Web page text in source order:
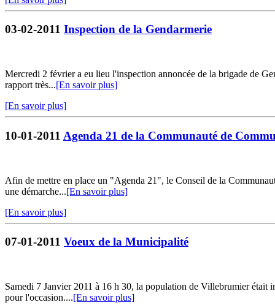
03-02-2011 Inspection de la Gendarmerie
Mercredi 2 février a eu lieu l'inspection annoncée de la brigade de
rapport très...[En savoir plus]
[En savoir plus]
10-01-2011 Agenda 21 de la Communauté de
Afin de mettre en place un "Agenda 21", le Conseil de la
une démarche...[En savoir plus]
[En savoir plus]
07-01-2011 Voeux de la Municipalité
Samedi 7 Janvier 2011 à 16 h 30, la population de Villebrumier était
pour l'occasion....[En savoir plus]